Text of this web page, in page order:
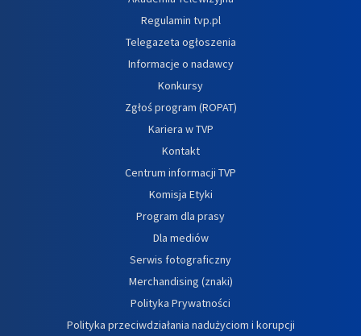
Regulamin tvp.pl
Telegazeta ogłoszenia
Informacje o nadawcy
Konkursy
Zgłoś program (ROPAT)
Kariera w TVP
Kontakt
Centrum informacji TVP
Komisja Etyki
Program dla prasy
Dla mediów
Serwis fotograficzny
Merchandising (znaki)
Polityka Prywatności
Polityka przeciwdziałania nadużyciom i korupcji